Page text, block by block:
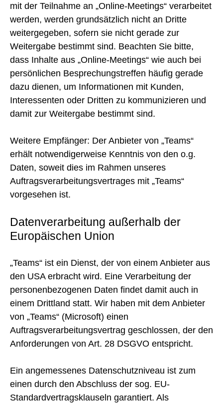
mit der Teilnahme an „Online-Meetings“ verarbeitet
werden, werden grundsätzlich nicht an Dritte
weitergegeben, sofern sie nicht gerade zur
Weitergabe bestimmt sind. Beachten Sie bitte,
dass Inhalte aus „Online-Meetings“ wie auch bei
persönlichen Besprechungstreffen häufig gerade
dazu dienen, um Informationen mit Kunden,
Interessenten oder Dritten zu kommunizieren und
damit zur Weitergabe bestimmt sind.
Weitere Empfänger: Der Anbieter von „Teams“
erhält notwendigerweise Kenntnis von den o.g.
Daten, soweit dies im Rahmen unseres
Auftragsverarbeitungsvertrages mit „Teams“
vorgesehen ist.
Datenverarbeitung außerhalb der
Europäischen Union
„Teams“ ist ein Dienst, der von einem Anbieter aus
den USA erbracht wird. Eine Verarbeitung der
personenbezogenen Daten findet damit auch in
einem Drittland statt. Wir haben mit dem Anbieter
von „Teams“ (Microsoft) einen
Auftragsverarbeitungsvertrag geschlossen, der den
Anforderungen von Art. 28 DSGVO entspricht.
Ein angemessenes Datenschutzniveau ist zum
einen durch den Abschluss der sog. EU-
Standardvertragsklauseln garantiert. Als